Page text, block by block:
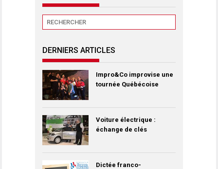
DERNIERS ARTICLES
Impro&Co improvise une
tournée Québécoise
Voiture électrique :
échange de clés
Dictée franco-